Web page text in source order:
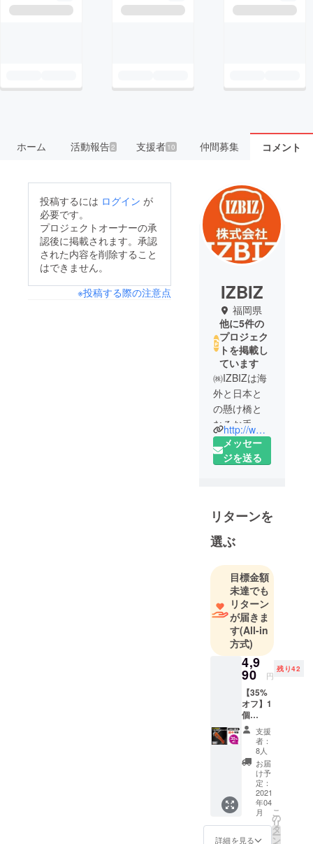
ホーム 活動報告2 支援者 10 仲間募集 コメント
投稿するには ログイン が
必要です。
プロジェクトオーナーの承
認後に掲載されます。承認
された内容を削除すること
はできません。
※投稿する際の注意点
IZBIZ
福岡県
他に5件の
プロジェク
トを掲載し
ています
㈱IZBIZは海
外と日本と
の懸け橋と
なるお手伝
いをする事
を目的に
業としては
飲食店の多
言語メ
ニュー制作
やQRコード
決済の普及
に努め、ア
ウトバウン
ド事業では
日本の玩
具、雑貨類
を海外向け
にインター
ネット販売
を行って参
りました。
今後はクラ
ウドファン
ディングを
活用し海外
のクリエイ
ティブな商
http://www.izbiz.co.jp
メッセー
ジを送る
リターンを
選ぶ
目標金額
未達でも
リターン
が届きま
す(All-in
方式)
4,9
90 円
残り42
【35%
オフ】1
個
4,990円
（税
込） 50
名様限
定！ ※
販売予
定価
格：
7,678円
（税
込） ※
支援
者：
8人
お届
け予
定：
2021
年04
月
詳細を見る
こ
の
リ
タ
ー
ン